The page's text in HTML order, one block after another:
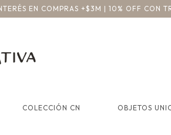
EN COMPRAS +$3M | 10% OFF CON
COLECCIÓN CN OBJETOS